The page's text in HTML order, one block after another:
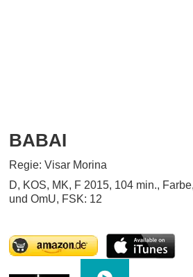
BABAI
Regie: Visar Morina
D, KOS, MK, F 2015, 104 min.,
und OmU, FSK: 12